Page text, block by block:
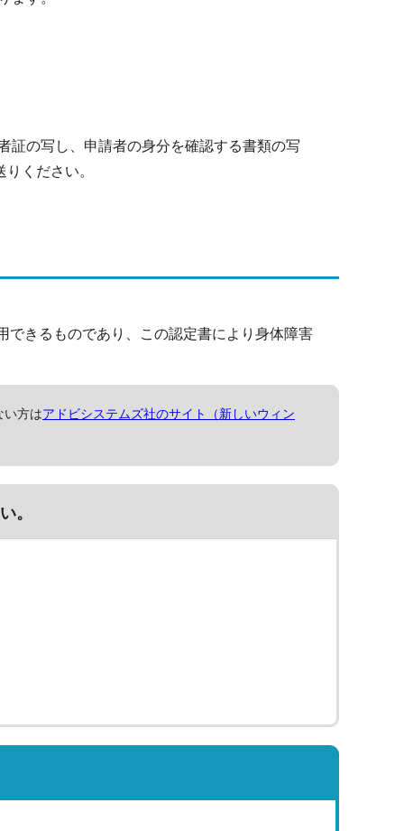
証の写し、申請者の身分を確認する書類の写
ください。
きるものであり、この認定書により身体障害
い方はアドビシステムズ社のサイト（新しいウィン
。